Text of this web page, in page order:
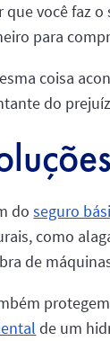
que você faz
para
coisa
do
doseguro
como
de
de um